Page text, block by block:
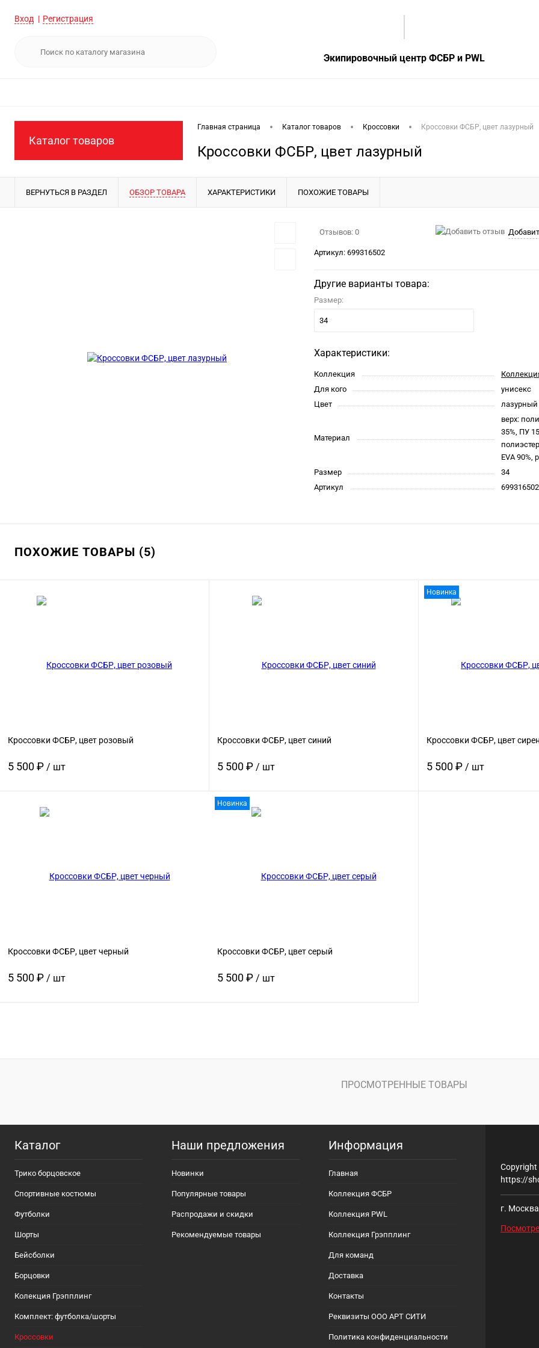
Вход Регистрация
Экипировочный центр ФСБР и PWL
Каталог товаров
Главная страница • Каталог товаров • Кроссовки • Кроссовки ФСБР, цвет лазурный
Кроссовки ФСБР, цвет лазурный
ВЕРНУТЬСЯ В РАЗДЕЛ ОБЗОР ТОВАРА ХАРАКТЕРИСТИКИ ПОХОЖИЕ ТОВАРЫ
Отзывов: 0
Артикул: 699316502
Другие варианты товара:
Размер:
34
Характеристики:
Коллекция
Для кого
унисекс
Цвет
лазурный
Материал
верх:
35%, ПУ
EVA 90%,
Размер
34
Артикул
699316502
ПОХОЖИЕ ТОВАРЫ (5)
Кроссовки ФСБР, цвет розовый
5 500 ₽ / шт
наличии
Кроссовки ФСБР, цвет синий
5 500 ₽ / шт
наличии
Новинка
Кроссовки ФСБР, цвет
5 500 ₽ / шт
Кроссовки ФСБР, цвет черный
5 500 ₽ / шт
Купить в 1 клик Сравнение
Новинка
Кроссовки ФСБР, цвет серый
5 500 ₽ / шт
Купить в 1 клик Сравнение
В
ПРОСМОТРЕННЫЕ ТОВАРЫ
Каталог
Трико борцовское
Спортивные костюмы
Футболки
Шорты
Бейсболки
Борцовки
Колекция Грэпплинг
Комплект: футболка/шорты
Кроссовки
Наши предложения
Новинки
Популярные товары
Распродажи и скидки
Рекомендуемые товары
Информация
Главная
Коллекция ФСБР
Коллекция PWL
Коллекция Грэпплинг
Для команд
Доставка
Контакты
Реквизиты ООО АРТ СИТИ
Политика конфиденциальности
https://
г.